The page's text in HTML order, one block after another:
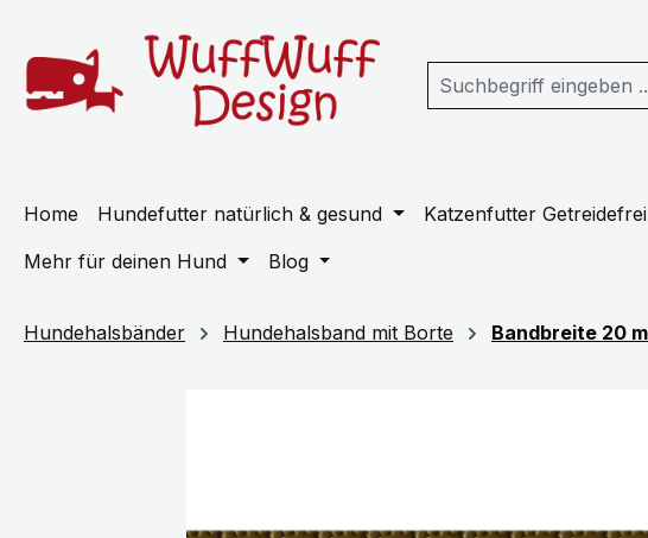
Home Hundefutter natürlich & gesund Katzenfutter Getreidefrei
Mehr für deinen Hund
Blog
Hundehalsbänder Hundehalsband mit Borte Bandbreite 20